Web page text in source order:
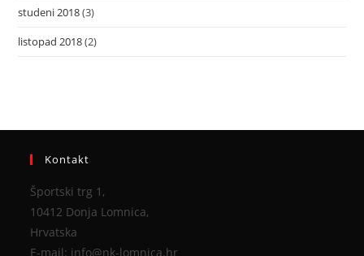
studeni 2018(3)
listopad 2018(2)
Kontakt
Športski trg 1,
10412 Donja Lomnica,
Hrvatska
E-mail: info@nk-lomnica.hr